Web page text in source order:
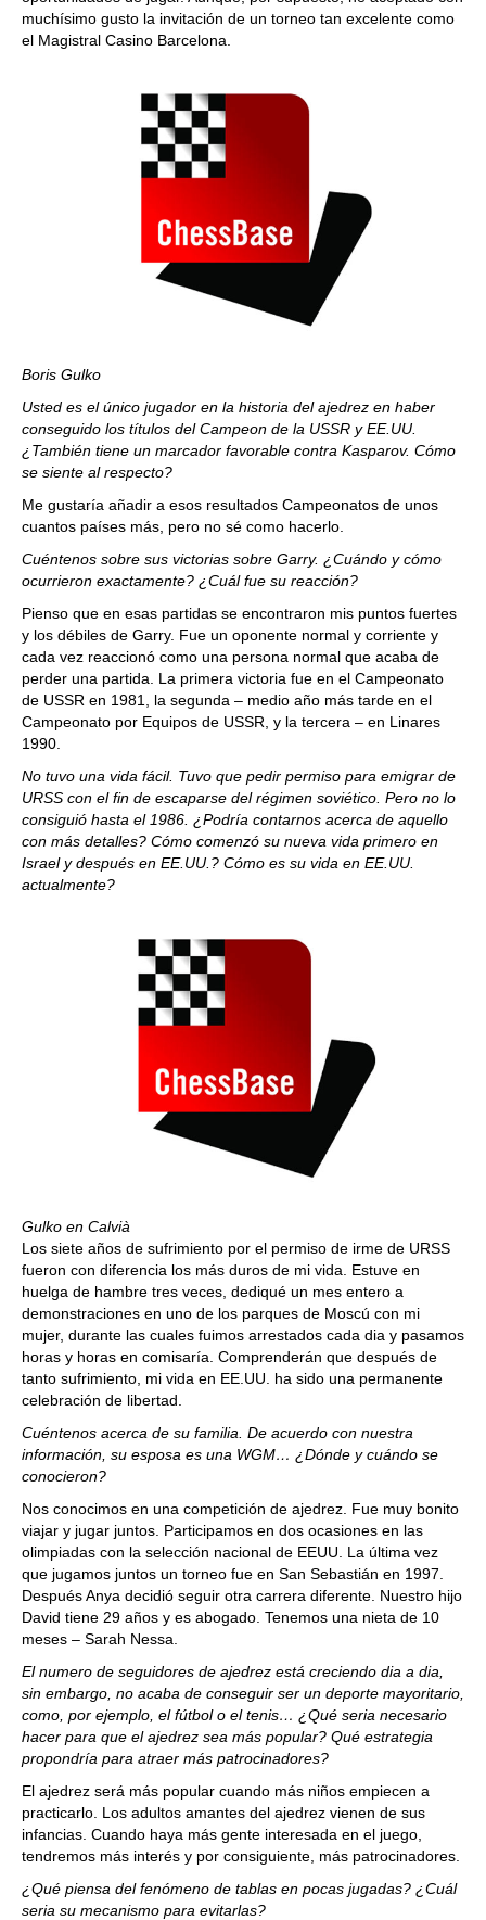
muchísimo gusto la invitación de un torneo tan excelente como
el Magistral Casino Barcelona.
Boris Gulko
Usted es el único jugador en la historia del ajedrez en haber
conseguido los títulos del Campeon de la USSR y EE.UU.
¿También tiene un marcador favorable contra Kasparov. Cómo
se siente al respecto?
Me gustaría añadir a esos resultados Campeonatos de unos
cuantos países más, pero no sé como hacerlo.
Cuéntenos sobre sus victorias sobre Garry. ¿Cuándo y cómo
ocurrieron exactamente? ¿Cuál fue su reacción?
Pienso que en esas partidas se encontraron mis puntos fuertes
y los débiles de Garry. Fue un oponente normal y corriente y
cada vez reaccionó como una persona normal que acaba de
perder una partida. La primera victoria fue en el Campeonato
de USSR en 1981, la segunda – medio año más tarde en el
Campeonato por Equipos de USSR, y la tercera – en Linares
1990.
No tuvo una vida fácil. Tuvo que pedir permiso para emigrar de
URSS con el fin de escaparse del régimen soviético. Pero no lo
consiguió hasta el 1986. ¿Podría contarnos acerca de aquello
con más detalles? Cómo comenzó su nueva vida primero en
Israel y después en EE.UU.? Cómo es su vida en EE.UU.
actualmente?
Gulko en Calvià
Los siete años de sufrimiento por el permiso de irme de URSS
fueron con diferencia los más duros de mi vida. Estuve en
huelga de hambre tres veces, dediqué un mes entero a
demonstraciones en uno de los parques de Moscú con mi
mujer, durante las cuales fuimos arrestados cada dia y pasamos
horas y horas en comisaría. Comprenderán que después de
tanto sufrimiento, mi vida en EE.UU. ha sido una permanente
celebración de libertad.
Cuéntenos acerca de su familia. De acuerdo con nuestra
información, su esposa es una WGM… ¿Dónde y cuándo se
conocieron?
Nos conocimos en una competición de ajedrez. Fue muy bonito
viajar y jugar juntos. Participamos en dos ocasiones en las
olimpiadas con la selección nacional de EEUU. La última vez
que jugamos juntos un torneo fue en San Sebastián en 1997.
Después Anya decidió seguir otra carrera diferente. Nuestro hijo
David tiene 29 años y es abogado. Tenemos una nieta de 10
meses – Sarah Nessa.
El numero de seguidores de ajedrez está creciendo dia a dia,
sin embargo, no acaba de conseguir ser un deporte mayoritario,
como, por ejemplo, el fútbol o el tenis… ¿Qué seria necesario
hacer para que el ajedrez sea más popular? Qué estrategia
propondría para atraer más patrocinadores?
El ajedrez será más popular cuando más niños empiecen a
practicarlo. Los adultos amantes del ajedrez vienen de sus
infancias. Cuando haya más gente interesada en el juego,
tendremos más interés y por consiguiente, más patrocinadores.
¿Qué piensa del fenómeno de tablas en pocas jugadas? ¿Cuál
seria su mecanismo para evitarlas?